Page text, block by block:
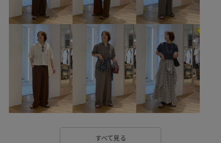
26SSRPジャケット 26SS_エアリーリネンライク
26SSエアリーリネンライク Aライン onepiece_pickup
きれいめ さらりとした ちゃんとプラスかわいい保証
オケージョン カジュアル カットソー
クーポン対象商品 サステナブル シャープ シワ感
シンプル ジャケット スッキリ
セットアップ対象商品
すべて見る